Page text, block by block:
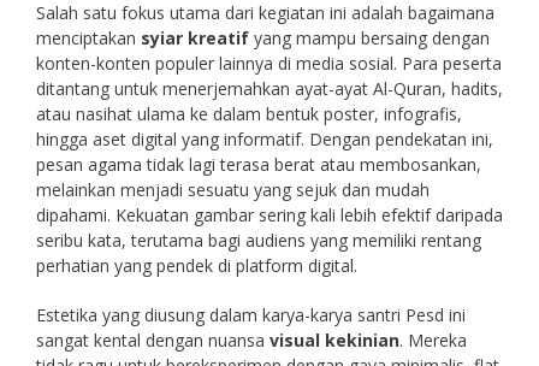
Salah satu fokus utama dari kegiatan ini adalah bagaimana
menciptakan syiar kreatif yang mampu bersaing dengan
konten-konten populer lainnya di media sosial. Para peserta
ditantang untuk menerjemahkan ayat-ayat Al-Quran, hadits,
atau nasihat ulama ke dalam bentuk poster, infografis,
hingga aset digital yang informatif. Dengan pendekatan ini,
pesan agama tidak lagi terasa berat atau membosankan,
melainkan menjadi sesuatu yang sejuk dan mudah
dipahami. Kekuatan gambar sering kali lebih efektif daripada
seribu kata, terutama bagi audiens yang memiliki rentang
perhatian yang pendek di platform digital.
Estetika yang diusung dalam karya-karya santri Pesd ini
sangat kental dengan nuansa visual kekinian. Mereka